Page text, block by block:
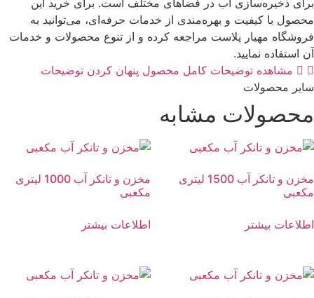
محصول با کیفیت و بهره‌مندی از خدمات حرفه‌ای، می‌توانید به
فروشگاه مهیار پلاست مراجعه کرده و از تنوع محصولات و خدمات
آن استفاده نمایید.
مشاهده توضیحات کامل محصول پنهان کردن توضیحات
سایر محصولات​
محصولات مشابه
مخزن و تانکر آب 1500 لیتری
مکعبی
اطلاعات بیشتر
مخزن و تانکر آب 1000 لیتری
مکعبی
اطلاعات بیشتر